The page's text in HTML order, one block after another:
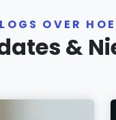
OVER
&